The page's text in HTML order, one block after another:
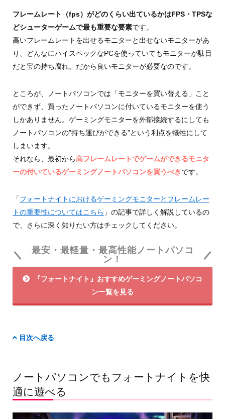
フレームレート（fps）がどのくらい出ているかはFPS・TPSな
どシューターゲームで最も重要な要素です。
高いフレームレートを出せるモニターと出せないモニターがあ
り、どんなにハイスペックなPCを使っていてもモニターが駄目
だと宝の持ち腐れ。だから良いモニターが必要なのです。
ところが、ノートパソコンでは「モニターを買い替える」こと
ができず、買ったノートパソコンに付いているモニターを使う
しかありません。ゲーミングモニターを外部接続するにしても
ノートパソコンの”持ち運びができる”という利点を犠牲にして
しまいます。
それなら、最初から高フレームレートでゲームができるモニタ
ーの付いているゲーミングノートパソコンを買うべきです。
「フォートナイトにおけるゲーミングモニターとフレームレー
トの重要性についてはこちら 」の記事で詳しく解説しているの
で、さらに深く知りたい方はチェックしてください。
最安・最軽量・最高性能ノートパソコ
ン！
『フォートナイト』おすすめゲーミングノートパソコ
ン一覧を見る
目次へ戻る
ノートパソコンでもフォートナイトを快
適に遊べる